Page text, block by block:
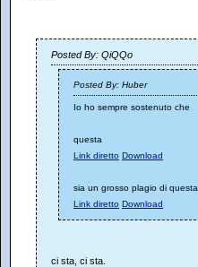
Posted By: QiQQo
Posted By: Huber
Io ho sempre sostenuto che
questa
Link diretto Download
sia un grosso plagio di questa
Link diretto Download
ci sta, ci sta.